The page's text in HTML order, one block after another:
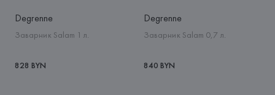
Degrenne
Заварник Salam 1 л.
828 BYN
Degrenne
Заварник Salam 0,7 л.
840 BYN